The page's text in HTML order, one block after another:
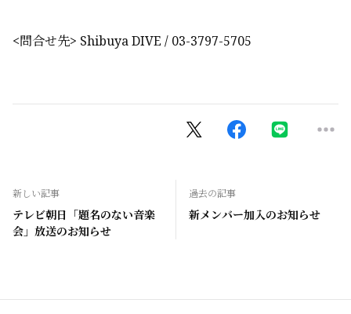
<問合せ先> Shibuya DIVE / 03-3797-5705
新しい記事
テレビ朝日「題名のない音楽
会」放送のお知らせ
過去の記事
新メンバー加入のお知らせ